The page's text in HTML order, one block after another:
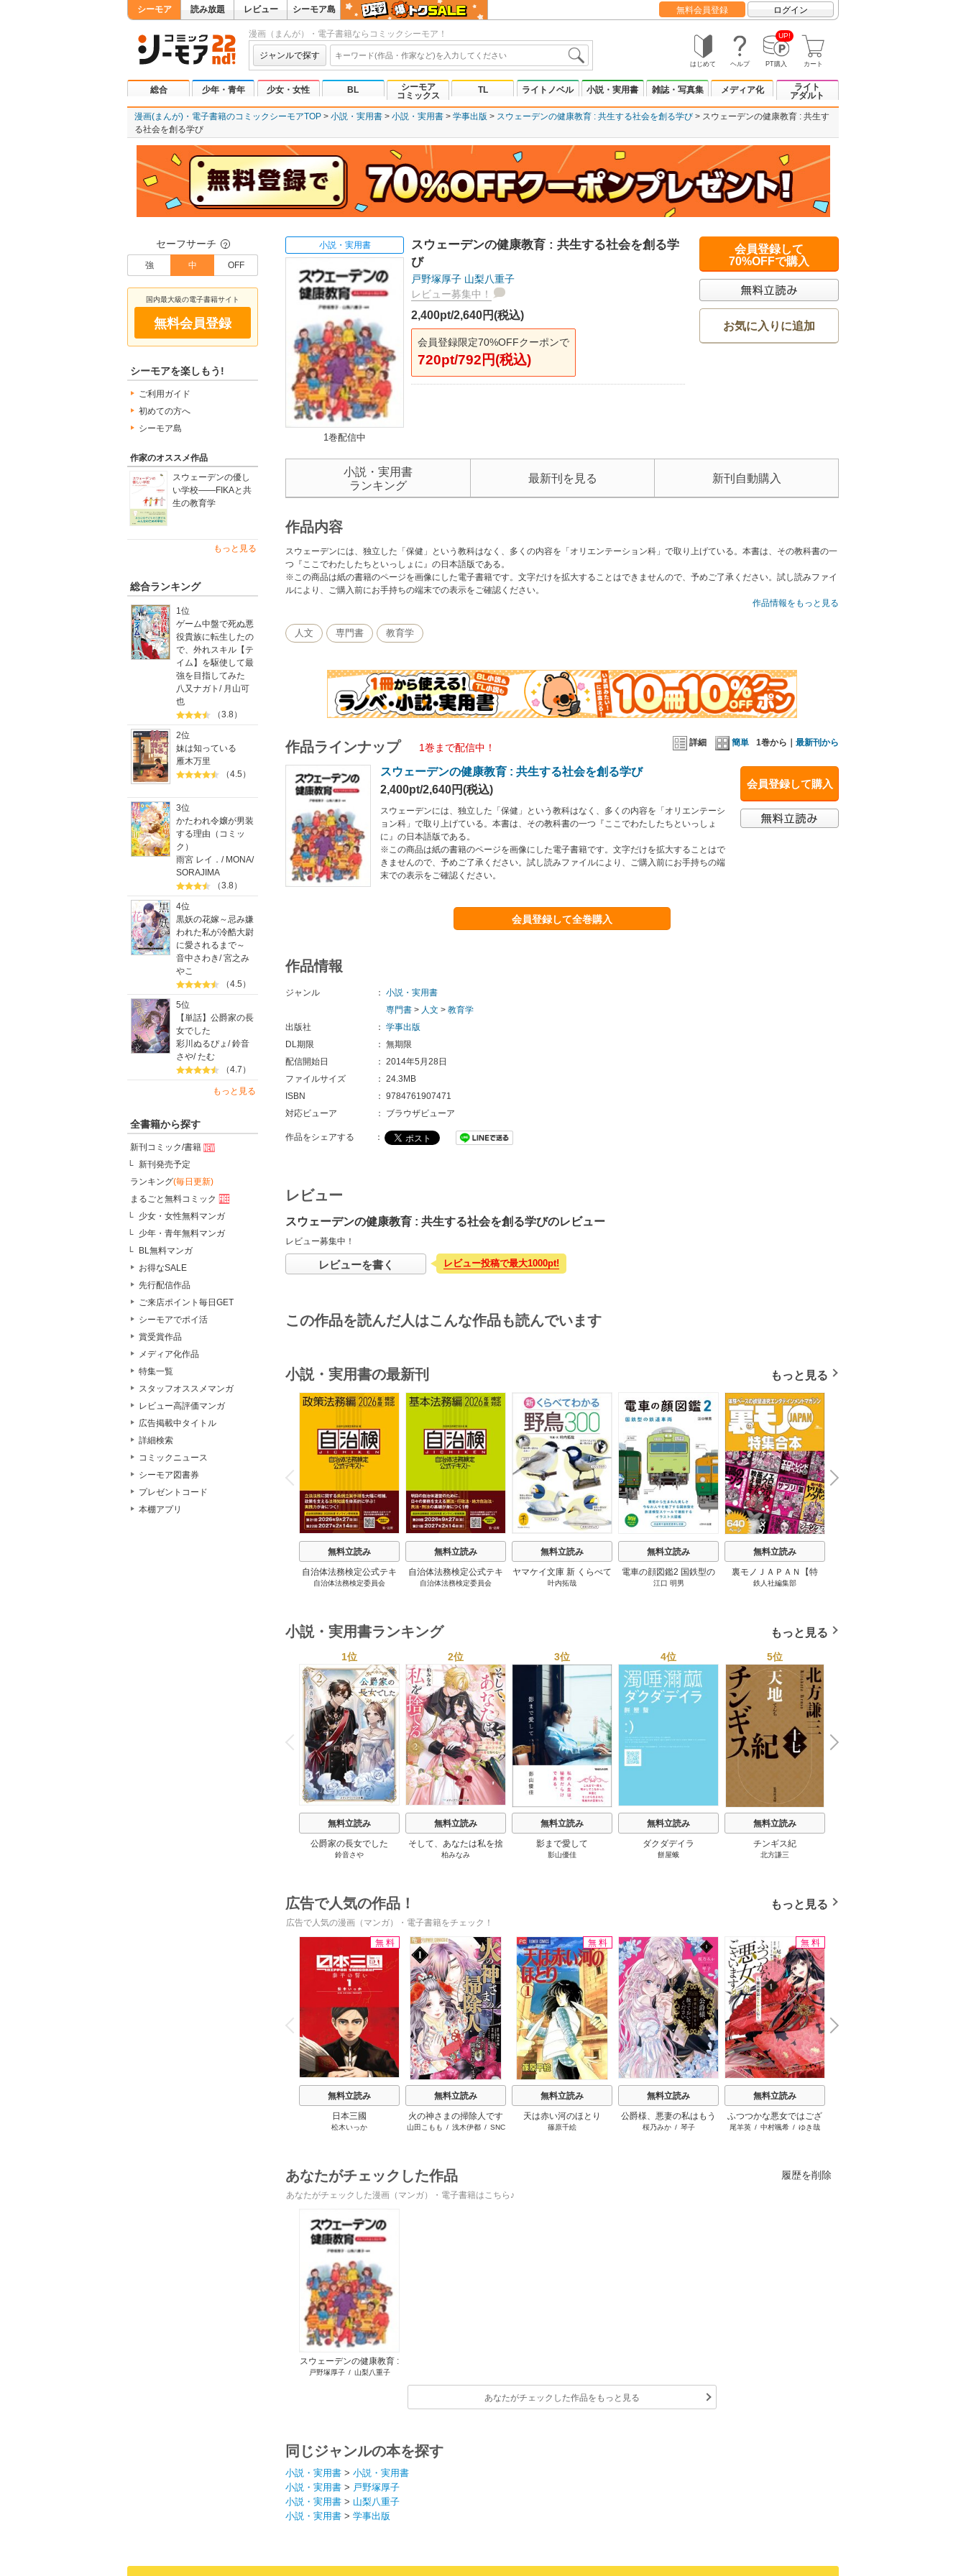
シーモア 読み放題 レビュー シーモア島 無料会員登録 ログイン
漫画（まんが）・電子書籍ならコミックシーモア！
ジャンルで探す
はじめて ヘルプ
UP!
PT購入 カート
総合 少年・青年 少女・女性 BL
シーモア
コミックス
TL ライトノベル 小説・実用書 雑誌・写真集 メディア化
ライト
アダルト
漫画(まんが)・電子書籍のコミックシーモアTOP 小説・実用書 小説・実用書 学事出版 スウェーデンの健康教育 : 共生する社会を創る学び
スウェーデンの健康教育 : 共生す
る社会を創る学び
セーフサーチ ？
強 中 OFF
国内最大級の電子書籍サイト
無料会員登録
シーモアを楽しもう!
ご利用ガイド
初めての方へ
シーモア島
作家のオススメ作品
スウェーデンの優し
い学校――FIKAと共
生の教育学
もっと見る
総合ランキング
1位
ゲーム中盤で死ぬ悪
役貴族に転生したの
で、外れスキル【テ
イム】を駆使して最
強を目指してみた
八又ナガト / 月山可
也
（3.8）
2位
妹は知っている
雁木万里
（4.5）
3位
かたわれ令嬢が男装
する理由（コミッ
ク）
雨宮 レイ． / MONA/
SORAJIMA
（3.8）
4位
黒妖の花嫁～忌み嫌
われた私が冷酷大尉
に愛されるまで～
音中さわき/宮之み
やこ
（4.5）
5位
【単話】公爵家の長
女でした
彩川ぬるぴょ /鈴音
さや/たむ
（4.7）
もっと見る
全書籍から探す
新刊コミック/書籍
新刊発売予定
ランキング(毎日更新)
まるごと無料コミック
少女・女性無料マンガ
少年・青年無料マンガ
BL無料マンガ
お得なSALE
先行配信作品
ご来店ポイント毎日GET
シーモアでポイ活
賞受賞作品
メディア化作品
特集一覧
スタッフオススメマンガ
レビュー高評価マンガ
広告掲載中タイトル
詳細検索
コミックニュース
シーモア図書券
プレゼントコード
本棚アプリ
小説・実用書
1巻配信中
スウェーデンの健康教育 : 共生する社会を創る学
び
戸野塚厚子 山梨八重子
レビュー募集中！
2,400pt/2,640円(税込)
会員登録限定70%OFFクーポンで
720pt/792円(税込)
会員登録して
70%OFFで購入
お気に入りに追加
小説・実用書
ランキング
最新刊を見る 新刊自動購入
作品内容
スウェーデンには、独立した「保健」という教科はなく、多くの内容を「オリエンテーション科」で取り上げている。本書は、その教科書の一
つ『ここでわたしたちといっしょに』の日本語版である。
※この商品は紙の書籍のページを画像にした電子書籍です。文字だけを拡大することはできませんので、予めご了承ください。試し読みファイ
ルにより、ご購入前にお手持ちの端末での表示をご確認ください。
作品情報をもっと見る
人文 専門書 教育学
詳細 簡単 1巻から｜ 最新刊から
作品ラインナップ 1巻まで配信中！
会員登録して購入
スウェーデンの健康教育 : 共生する社会を創る学び
2,400pt/2,640円(税込)
スウェーデンには、独立した「保健」という教科はなく、多くの内容を「オリエンテーシ
ョン科」で取り上げている。本書は、その教科書の一つ『ここでわたしたちといっしょ
に』の日本語版である。
※この商品は紙の書籍のページを画像にした電子書籍です。文字だけを拡大することはで
きませんので、予めご了承ください。試し読みファイルにより、ご購入前にお手持ちの端
末での表示をご確認ください。
会員登録して全巻購入
作品情報
ジャンル ： 小説・実用書
専門書 > 人文 > 教育学
出版社
： 学事出版
DL期限
： 無期限
配信開始日
： 2014年5月28日
ファイルサイズ
： 24.3MB
ISBN
： 9784761907471
対応ビューア
： ブラウザビューア
作品をシェアする ：
レビュー
スウェーデンの健康教育 : 共生する社会を創る学びのレビュー
レビュー募集中！
レビューを書く レビュー投稿で最大1000pt!
この作品を読んだ人はこんな作品も読んでいます
小説・実用書の最新刊 もっと見る
P
r
e
i
o
u
s
無料立読み
自治体法務検定公式テキ
スト 政策法務編 ２０
自治体法務検定委員会
無料立読み
自治体法務検定公式テキ
スト 基本法務編 ２０
自治体法務検定委員会
無料立読み
ヤマケイ文庫 新 くらべて
わかる野鳥300 1巻
叶内拓哉
無料立読み
電車の顔図鑑2 国鉄型の
鉄道車両 1巻
江口 明男
無料立読み
裏モノＪＡＰＡＮ【特
集】★超ボリューム版６
トレンド年間ベスト★お
っさん５０人の体験から
学ぶ★夢のようなエロい
楽園３０ 1巻
鉄人社編集部
N
e
x
t
小説・実用書ランキング もっと見る
P
r
e
v
i
o
u
s
1位
無料立読み
公爵家の長女でした
鈴音さや
2位
無料立読み
そして、あなたは私を捨
てる
柏みなみ
3位
無料立読み
影まで愛して
影山優佳
4位
無料立読み
ダクダデイラ
餅屋蛾
5位
無料立読み
チンギス紀
北方謙三
N
x
広告で人気の作品！ もっと見る
広告で人気の漫画（マンガ）・電子書籍をチェック！
P
r
e
v
i
u
無料
無料立読み
日本三國
松木いっか
無料立読み
火の神さまの掃除人です
が、いつの間にか花嫁と
山田こもも / 浅木伊都/ SNC
無料
無料立読み
天は赤い河のほとり
篠原千絵
無料立読み
公爵様、悪妻の私はもう
放っておいてください
桜乃みか/ 琴子
無料
無料立読み
ふつつかな悪女ではござ
いますが ～雛宮蝶鼠とり
尾羊英 / 中村颯希 / ゆき哉
N
e
x
t
あなたがチェックした作品 履歴を削除
あなたがチェックした漫画（マンガ）・電子書籍はこちら♪
スウェーデンの健康教育 :
共生する社会を創る学び
戸野塚厚子/ 山梨八重子
あなたがチェックした作品をもっと見る
同じジャンルの本を探す
小説・実用書 > 小説・実用書
小説・実用書 > 戸野塚厚子
小説・実用書 > 山梨八重子
小説・実用書 > 学事出版